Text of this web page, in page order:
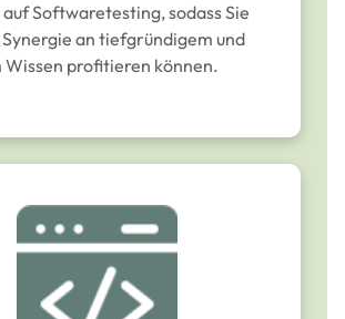
Softwaretesting, sodass Sie
an tiefgründigem und
Wissen profitieren können.